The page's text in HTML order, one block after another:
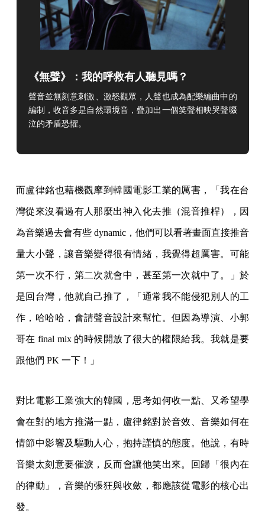
《無聲》：我的呼救有人聽見嗎？
聲音並無刻意刺激、激怒觀眾，人聲也成為配樂編曲中的
編制，收音多是自然環境音，疊加出一個笑聲相映哭聲啜
泣的矛盾恐懼。
而盧律銘也藉機觀摩到韓國電影工業的厲害，「我在台
灣從來沒看過有人那麼出神入化去推（混音推桿），因
為音樂過去會有些 dynamic，他們可以看著畫面直接推音
量大小聲，讓音樂變得很有情緒，我覺得超厲害。可能
第一次不行，第二次就會中，甚至第一次就中了。」於
是回台灣，他就自己推了，「通常我不能侵犯別人的工
作，哈哈哈，會請聲音設計來幫忙。但因為導演、小郭
哥在 final mix 的時候開放了很大的權限給我。我就是要
跟他們 PK 一下！」
對比電影工業強大的韓國，思考如何收一點、又希望學
會在對的地方推滿一點，盧律銘對於音效、音樂如何在
情節中影響及驅動人心，抱持謹慎的態度。他說，有時
音樂太刻意要催淚，反而會讓他笑出來。回歸「很內在
的律動」，音樂的張狂與收斂，都應該從電影的核心出
發。